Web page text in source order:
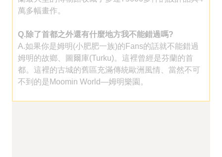
萬多幅畫作。
Q.除了首都之外還有什麼地方我不能錯過嗎?
A.如果你是姆明(小肥肥一族)的Fans的話就不能錯過
姆明的故鄉、圖爾庫(Turku)。這裡曾經是芬蘭的首
都。這裡的古城的舊區充滿傳統歐洲風情、當然不可
不到的是Moomin World—姆明樂園。